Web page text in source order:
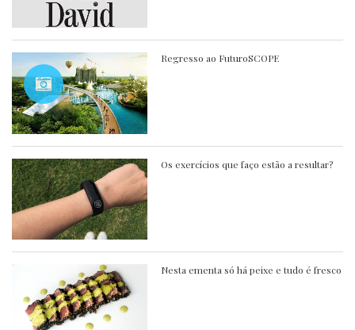
Regresso ao FuturoSCOPE
Os exercícios que faço estão a resultar?
Nesta ementa só há peixe e tudo é fresco